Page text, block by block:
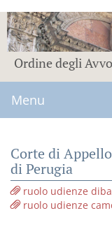
Ordine degli
Menu
Corte di
di Perugia
ruolo udienze
ruolo udienze